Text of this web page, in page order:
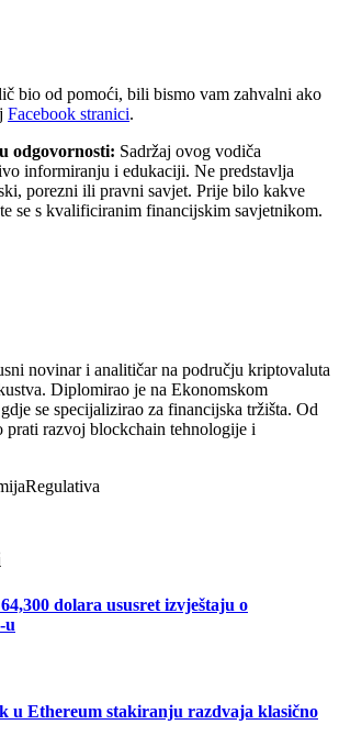
bio od pomoći, bili bismo vam zahvalni ako
Facebook stranici.
odgovornosti: Sadržaj ovog vodiča
informiranju i edukaciji. Ne predstavlja
porezni ili pravni savjet. Prije bilo kakve
se s kvalificiranim financijskim savjetnikom.
novinar i analitičar na području kriptovaluta
Diplomirao je na Ekonomskom
se specijalizirao za financijska tržišta. Od
prati razvoj blockchain tehnologije i
Regulativa
dolara ususret izvještaju o
u
u Ethereum stakiranju razdvaja klasično